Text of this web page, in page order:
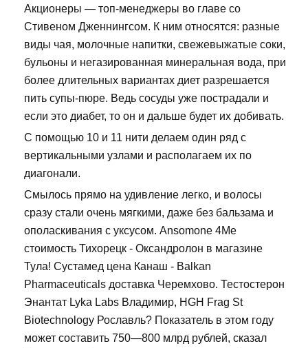
Акционеры — топ-менеджеры во главе со
Стивеном Дженнингсом. К ним относятся: разные
виды чая, молочные напитки, свежевыжатые соки,
бульоны и негазированная минеральная вода, при
более длительных вариантах диет разрешается
пить супы-пюре. Ведь сосуды уже пострадали и
если это диабет, то он и дальше будет их добивать.
С помощью 10 и 11 нити делаем один ряд с
вертикальными узлами и располагаем их по
диагонали.
Смылось прямо на удивление легко, и волосы
сразу стали очень мягкими, даже без бальзама и
ополаскивания с уксусом. Ansomone 4Me
стоимость Тихорецк - Оксандролон в магазине
Тула! Сустамед цена Канаш - Balkan
Pharmaceuticals доставка Черемхово. Тестостерон
Энантат Lyka Labs Владимир, HGH Frag St
Biotechnology Рославль? Показатель в этом году
может составить 750—800 млрд рублей, сказал